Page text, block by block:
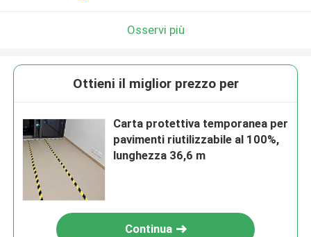
Osservi più
Ottieni il miglior prezzo per
Carta protettiva temporanea per
pavimenti riutilizzabile al 100%,
lunghezza 36,6 m
Continua